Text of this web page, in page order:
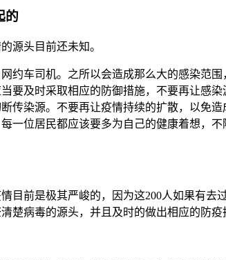
的
源头目前还未知。
约车司机。之所以会造成那么大的感染范
要及时采取相应的防御措施，不要再让感
传染源。不要再让疫情持续的扩散，以免
一位居民都应该要多为自己的健康着想，
目前是极其严峻的，因为这200人如果有
楚病毒的源头，并且及时的做出相应的防